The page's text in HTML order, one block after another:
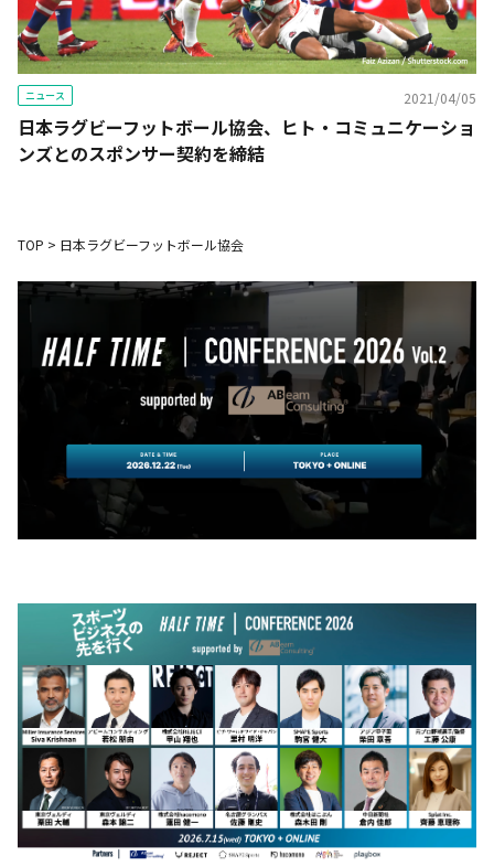
ニュース 2021/04/05
日本ラグビーフットボール協会、ヒト・コミュニケーショ
ンズとのスポンサー契約を締結
TOP > 日本ラグビーフットボール協会